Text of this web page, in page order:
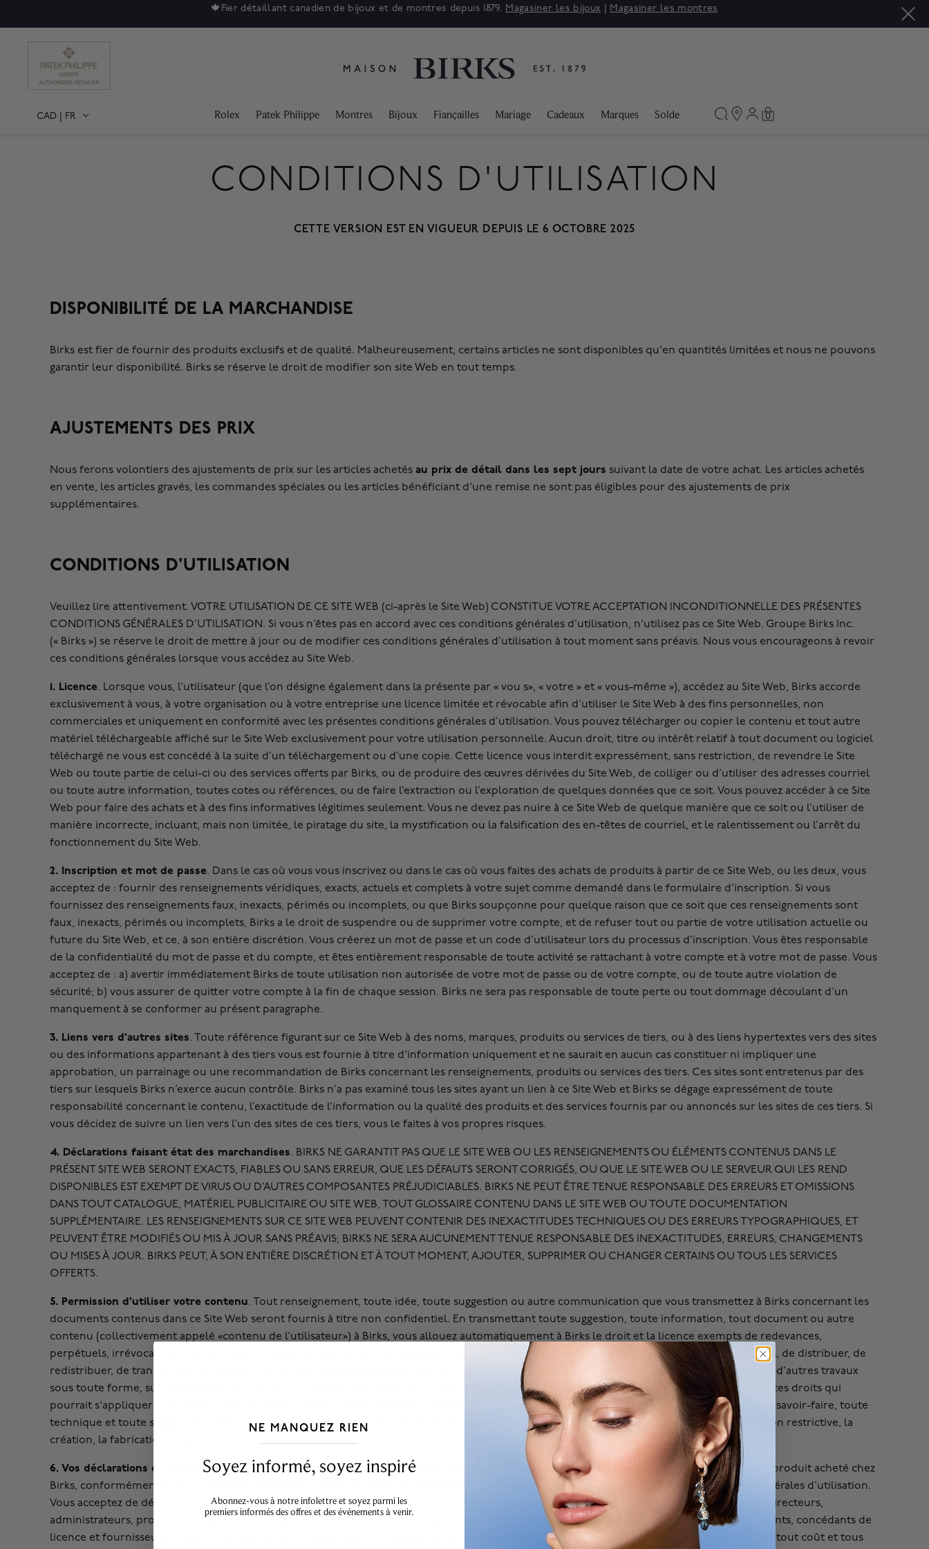
Soldes : jusqu'à 50% de rabais sur une sélection de bijoux raffinés.* Magasiner
CAD | FR Rolex Patek Philippe Montres Bijoux Fiançailles Mariage Cadeaux Marques Solde 0
CONDITIONS D'UTILISATION
CETTE VERSION EST EN VIGUEUR DEPUIS LE 6 OCTOBRE 2025
DISPONIBILITÉ DE LA MARCHANDISE
Birks est fier de fournir des produits exclusifs et de qualité. Malheureusement, certains articles ne sont disponibles qu'en quantités limitées et nous ne pouvons
garantir leur disponibilité. Birks se réserve le droit de modifier son site Web en tout temps.
AJUSTEMENTS DES PRIX
Nous ferons volontiers des ajustements de prix sur les articles achetés au prix de détail dans les sept jours suivant la date de votre achat. Les articles achetés
en vente, les articles gravés, les commandes spéciales ou les articles bénéficiant d'une remise ne sont pas éligibles pour des ajustements de prix
supplémentaires.
CONDITIONS D'UTILISATION
Veuillez lire attentivement. VOTRE UTILISATION DE CE SITE WEB (ci-après le Site Web) CONSTITUE VOTRE ACCEPTATION INCONDITIONNELLE DES PRÉSENTES
CONDITIONS GÉNÉRALES D’UTILISATION. Si vous n’êtes pas en accord avec ces conditions générales d’utilisation, n’utilisez pas ce Site Web. Groupe Birks Inc.
(« Birks ») se réserve le droit de mettre à jour ou de modifier ces conditions générales d’utilisation à tout moment sans préavis. Nous vous encourageons à revoir
ces conditions générales lorsque vous accédez au Site Web.
1. Licence. Lorsque vous, l’utilisateur (que l’on désigne également dans la présente par « vou s», « votre » et « vous-même »), accédez au Site Web, Birks accorde
exclusivement à vous, à votre organisation ou à votre entreprise une licence limitée et révocable afin d’utiliser le Site Web à des fins personnelles, non
commerciales et uniquement en conformité avec les présentes conditions générales d’utilisation. Vous pouvez télécharger ou copier le contenu et tout autre
matériel téléchargeable affiché sur le Site Web exclusivement pour votre utilisation personnelle. Aucun droit, titre ou intérêt relatif à tout document ou logiciel
téléchargé ne vous est concédé à la suite d’un téléchargement ou d’une copie. Cette licence vous interdit expressément, sans restriction, de revendre le Site
Web ou toute partie de celui-ci ou des services offerts par Birks, ou de produire des œuvres dérivées du Site Web, de colliger ou d’utiliser des adresses courriel
ou toute autre information, toutes cotes ou références, ou de faire l’extraction ou l’exploration de quelques données que ce soit. Vous pouvez accéder à ce Site
Web pour faire des achats et à des fins informatives légitimes seulement. Vous ne devez pas nuire à ce Site Web de quelque manière que ce soit ou l’utiliser de
manière incorrecte, incluant, mais non limitée, le piratage du site, la mystification ou la falsification des en-têtes de courriel, et le ralentissement ou l’arrêt du
fonctionnement du Site Web.
2. Inscription et mot de passe. Dans le cas où vous vous inscrivez ou dans le cas où vous faites des achats de produits à partir de ce Site Web, ou les deux, vous
acceptez de : fournir des renseignements véridiques, exacts, actuels et complets à votre sujet comme demandé dans le formulaire d’inscription. Si vous
fournissez des renseignements faux, inexacts, périmés ou incomplets, ou que Birks soupçonne pour quelque raison que ce soit que ces renseignements sont
faux, inexacts, périmés ou incomplets, Birks a le droit de suspendre ou de supprimer votre compte, et de refuser tout ou partie de votre utilisation actuelle ou
future du Site Web, et ce, à son entière discrétion. Vous créerez un mot de passe et un code d’utilisateur lors du processus d’inscription. Vous êtes responsable
de la confidentialité du mot de passe et du compte, et êtes entièrement responsable de toute activité se rattachant à votre compte et à votre mot de passe. Vous
acceptez de : a) avertir immédiatement Birks de toute utilisation non autorisée de votre mot de passe ou de votre compte, ou de toute autre violation de
sécurité; b) vous assurer de quitter votre compte à la fin de chaque session. Birks ne sera pas responsable de toute perte ou tout dommage découlant d’un
manquement à se conformer au présent paragraphe.
3. Liens vers d’autres sites. Toute référence figurant sur ce Site Web à des noms, marques, produits ou services de tiers, ou à des liens hypertextes vers des sites
ou des informations appartenant à des tiers vous est fournie à titre d'information uniquement et ne saurait en aucun cas constituer ni impliquer une
approbation, un parrainage ou une recommandation de Birks concernant les renseignements, produits ou services des tiers. Ces sites sont entretenus par des
tiers sur lesquels Birks n’exerce aucun contrôle. Birks n’a pas examiné tous les sites ayant un lien à ce Site Web et Birks se dégage expressément de toute
responsabilité concernant le contenu, l’exactitude de l’information ou la qualité des produits et des services fournis par ou annoncés sur les sites de ces tiers. Si
vous décidez de suivre un lien vers l’un des sites de ces tiers, vous le faites à vos propres risques.
4. Déclarations faisant état des marchandises. BIRKS NE GARANTIT PAS QUE LE SITE WEB OU LES RENSEIGNEMENTS OU ÉLÉMENTS CONTENUS DANS LE
PRÉSENT SITE WEB SERONT EXACTS, FIABLES OU SANS ERREUR, QUE LES DÉFAUTS SERONT CORRIGÉS, OU QUE LE SITE WEB OU LE SERVEUR QUI LES REND
DISPONIBLES EST EXEMPT DE VIRUS OU D’AUTRES COMPOSANTES PRÉJUDICIABLES. BIRKS NE PEUT ÊTRE TENUE RESPONSABLE DES ERREURS ET OMISSIONS
DANS TOUT CATALOGUE, MATÉRIEL PUBLICITAIRE OU SITE WEB, TOUT GLOSSAIRE CONTENU DANS LE SITE WEB OU TOUTE DOCUMENTATION
SUPPLÉMENTAIRE. LES RENSEIGNEMENTS SUR CE SITE WEB PEUVENT CONTENIR DES INEXACTITUDES TECHNIQUES OU DES ERREURS TYPOGRAPHIQUES, ET
PEUVENT ÊTRE MODIFIÉS OU MIS À JOUR SANS PRÉAVIS; BIRKS NE SERA AUCUNEMENT TENUE RESPONSABLE DES INEXACTITUDES, ERREURS, CHANGEMENTS
OU MISES À JOUR. BIRKS PEUT, À SON ENTIÈRE DISCRÉTION ET À TOUT MOMENT, AJOUTER, SUPPRIMER OU CHANGER CERTAINS OU TOUS LES SERVICES
OFFERTS.
5. Permission d’utiliser votre contenu. Tout renseignement, toute idée, toute suggestion ou autre communication que vous transmettez à Birks concernant les
documents contenus dans ce Site Web seront fournis à titre non confidentiel. En transmettant toute suggestion, toute information, tout document ou autre
contenu (collectivement appelé «contenu de l’utilisateur») à Birks, vous allouez automatiquement à Birks le droit et la licence exempts de redevances,
perpétuels, irrévocables, non exclusifs d'utiliser, de reproduire, de modifier, d’adapter, de publier, de traduire, d’en faire des produits dérivés, de distribuer, de
redistribuer, de transmettre, d’exécuter et d’afficher mondialement ce contenu de l’utilisateur (en tout ou en partie) ou de l’incorporer dans d’autres travaux
sous toute forme, sur tout support ou selon toute technologie connue à présent ou développée ultérieurement pendant toute la durée de ces droits qui
pourrait s'appliquer à ce contenu de l’utilisateur. De plus, Birks est libre d’utiliser, sans avoir à vous rémunérer, toute idée, tout concept, tout savoir-faire, toute
technique et toute suggestion dont il est question dans vos communications sur ce Site Web à n'importe quelle fin, y compris, de manière non restrictive, la
création, la fabrication, la promotion ou les services utilisant de telles informations.
6. Vos déclarations et obligations d’indemnisation. Vous déclarez expressément et garantissez à Birks que vous utiliserez ce Site Web et tout produit acheté chez
Birks, conformément à toute loi locale, provinciale, étatique, nationale et internationale applicable, et ce, conformément aux conditions générales d’utilisation.
Vous acceptez de défendre, d’indemniser et de tenir à couvert Birks, ses filiales et sociétés affiliées, et tous ses employés respectifs, agents, directeurs,
administrateurs, propriétaires, partenaires, représentants, actionnaires, préposés, mandataires, prédécesseurs, successeurs, ayants droit, agents, concédants de
licence et fournisseurs tiers au Site Web de toute réclamation, toute poursuite, tout dommage, toute blessure, toute obligation, toute perte, tout coût et tous
NE MANQUEZ RIEN
Soyez informé, soyez inspiré
Abonnez-vous à notre infolettre et soyez parmi les
premiers informés des offres et des événements à venir.